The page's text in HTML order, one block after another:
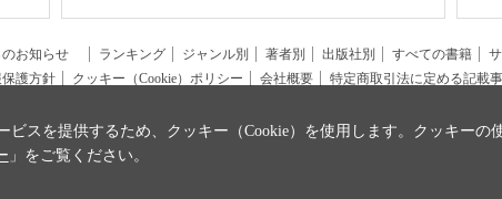
のお知らせ ランキング ジャンル別 著者別 出版社別 すべての書籍
護方針 クッキー（Cookie）ポリシー 会社概要 特定商取引法に定める記載
ビスを提供するため、クッキー（Cookie）を使用します。クッキーの
」をご覧ください。